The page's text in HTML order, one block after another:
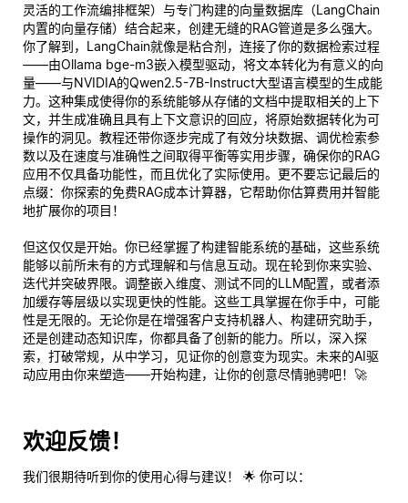
灵活的工作流编排框架）与专门构建的向量数据库（LangChain
内置的向量存储）结合起来，创建无缝的RAG管道是多么强大。
你了解到，LangChain就像是粘合剂，连接了你的数据检索过程
——由Ollama bge-m3嵌入模型驱动，将文本转化为有意义的向
量——与NVIDIA的Qwen2.5-7B-Instruct大型语言模型的生成能
力。这种集成使得你的系统能够从存储的文档中提取相关的上下
文，并生成准确且具有上下文意识的回应，将原始数据转化为可
操作的洞见。教程还带你逐步完成了有效分块数据、调优检索参
数以及在速度与准确性之间取得平衡等实用步骤，确保你的RAG
应用不仅具备功能性，而且优化了实际使用。更不要忘记最后的
点缀：你探索的免费RAG成本计算器，它帮助你估算费用并智能
地扩展你的项目！
但这仅仅是开始。你已经掌握了构建智能系统的基础，这些系统
能够以前所未有的方式理解和与信息互动。现在轮到你来实验、
迭代并突破界限。调整嵌入维度、测试不同的LLM配置，或者添
加缓存等层级以实现更快的性能。这些工具掌握在你手中，可能
性是无限的。无论你是在增强客户支持机器人、构建研究助手，
还是创建动态知识库，你都具备了创新的能力。所以，深入探
索，打破常规，从中学习，见证你的创意变为现实。未来的AI驱
动应用由你来塑造——开始构建，让你的创意尽情驰骋吧！🚀
欢迎反馈！
我们很期待听到你的使用心得与建议！ 🌟 你可以：